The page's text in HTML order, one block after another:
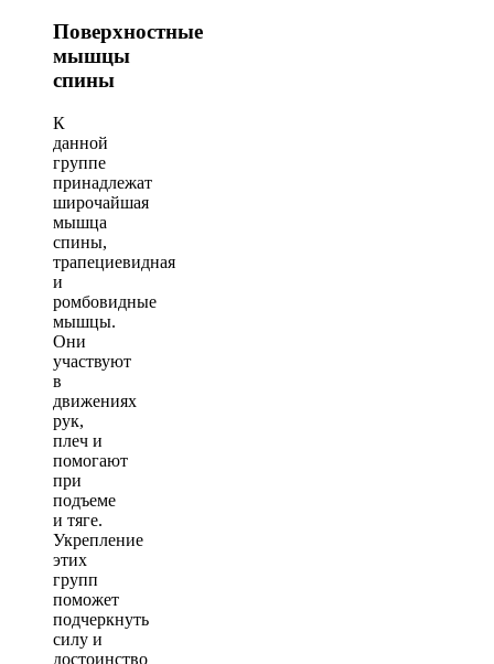
Поверхностные
мышцы
спины
К
данной
группе
принадлежат
широчайшая
мышца
спины,
трапециевидная
и
ромбовидные
мышцы.
Они
участвуют
в
движениях
рук,
плеч и
помогают
при
подъеме
и тяге.
Укрепление
этих
групп
поможет
подчеркнуть
силу и
достоинство